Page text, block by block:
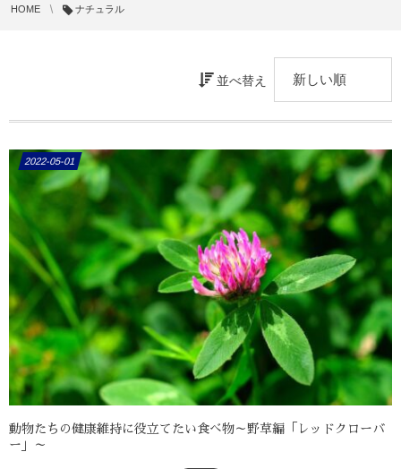
HOME ナチュラル
並べ替え
2022-05-01
動物たちの健康維持に役立てたい食べ物～野草編「レッドクローバ
ー」～